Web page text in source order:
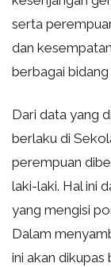
serta
dan
berbagai
Dari data yang
berlaku di
perempuan
laki-laki. Hal ini
yang mengisi
Dalam
ini akan